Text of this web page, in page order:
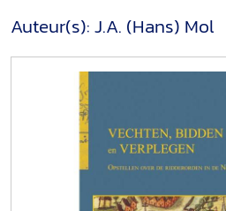
Auteur(s):J.A. (Hans) Mol